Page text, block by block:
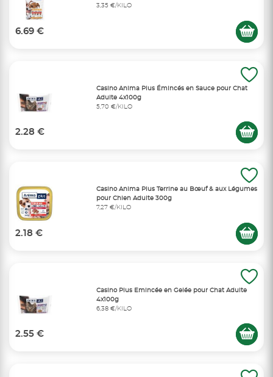
3,35 €/KILO
6.69 €
Casino Anima Plus Émincés en Sauce pour Chat
Adulte 4x100g
5,70 €/KILO
2.28 €
Casino Anima Plus Terrine au Bœuf & aux Légumes
pour Chien Adulte 300g
7,27 €/KILO
2.18 €
Casino Plus Emincée en Gelée pour Chat Adulte
4x100g
6,38 €/KILO
2.55 €